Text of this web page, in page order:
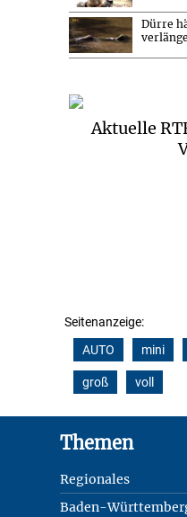
Dürre
Aktuelle
Seitenanzeige:
AUTO
mini
groß voll
Themen
Regionales
Baden-